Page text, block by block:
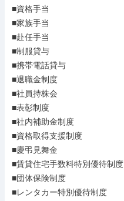
■資格手当
■家族手当
■赴任手当
■制服貸与
■携帯電話貸与
■退職金制度
■社員持株会
■表彰制度
■社内補助金制度
■資格取得支援制度
■慶弔見舞金
■賃貸住宅手数料特別優待制度
■団体保険制度
■レンタカー特別優待制度